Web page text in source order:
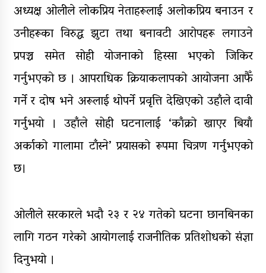
अध्यक्ष ओलीले लोकप्रिय नेताहरूलाई अलोकप्रिय बनाउन र
उनीहरूका विरुद्ध झुटा तथा बनावटी आरोपहरू लगाउने
प्रपञ्च समेत सोही योजनाको हिस्सा भएको जिकिर
गर्नुभएकाे छ । आपराधिक क्रियाकलापको आयोजना आफैँ
गर्ने र दोष भने अरूलाई थोपर्ने प्रवृत्ति देखिएको उहाँले दावी
गर्नुभयाे । उहाँले सोही घटनालाई ‘काँक्रो खाएर बियाँ
अर्काको गालामा टाँस्ने’ प्रयासको रूपमा चित्रण गर्नुभएकाे
छ।
ओलीले सरकारले भदौ २३ र २४ गतेको घटना छानबिनका
लागि गठन गरेको आयोगलाई राजनीतिक प्रतिशोधको संज्ञा
दिनुभयो ।